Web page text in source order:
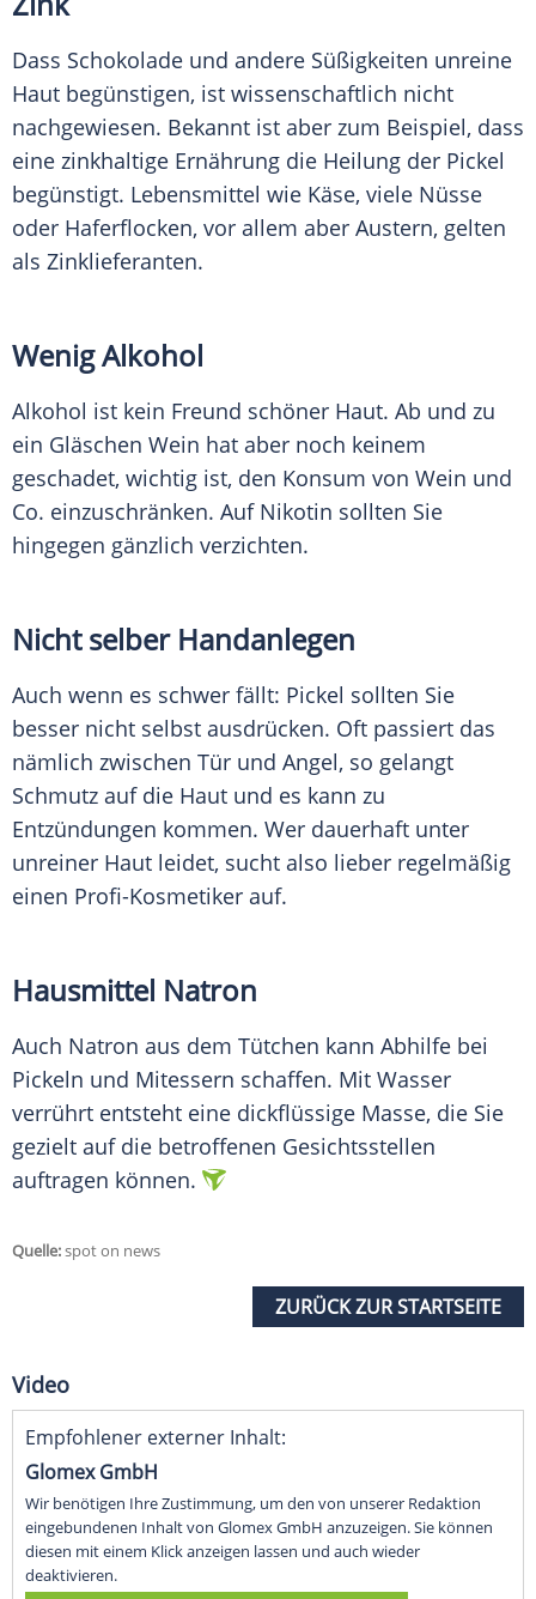
Dass Schokolade und andere Süßigkeiten unreine
Haut begünstigen, ist wissenschaftlich nicht
nachgewiesen. Bekannt ist aber zum Beispiel, dass
eine zinkhaltige Ernährung die Heilung der Pickel
begünstigt. Lebensmittel wie Käse, viele Nüsse
oder Haferflocken, vor allem aber Austern, gelten
als Zinklieferanten.
Wenig Alkohol
Alkohol ist kein Freund schöner Haut. Ab und zu
ein Gläschen Wein hat aber noch keinem
geschadet, wichtig ist, den Konsum von Wein und
Co. einzuschränken. Auf Nikotin sollten Sie
hingegen gänzlich verzichten.
Nicht selber Handanlegen
Auch wenn es schwer fällt: Pickel sollten Sie
besser nicht selbst ausdrücken. Oft passiert das
nämlich zwischen Tür und Angel, so gelangt
Schmutz auf die Haut und es kann zu
Entzündungen kommen. Wer dauerhaft unter
unreiner Haut leidet, sucht also lieber regelmäßig
einen Profi-Kosmetiker auf.
Hausmittel Natron
Auch Natron aus dem Tütchen kann Abhilfe bei
Pickeln und Mitessern schaffen. Mit Wasser
verrührt entsteht eine dickflüssige Masse, die Sie
gezielt auf die betroffenen Gesichtsstellen
auftragen können.
Quelle:spot on news
ZURÜCK ZUR STARTSEITE
Video
Empfohlener externer Inhalt:
Glomex GmbH
Wir benötigen Ihre Zustimmung, um den von unserer Redaktion
eingebundenen Inhalt von Glomex GmbH anzuzeigen. Sie können
diesen mit einem Klick anzeigen lassen und auch wieder
deaktivieren.